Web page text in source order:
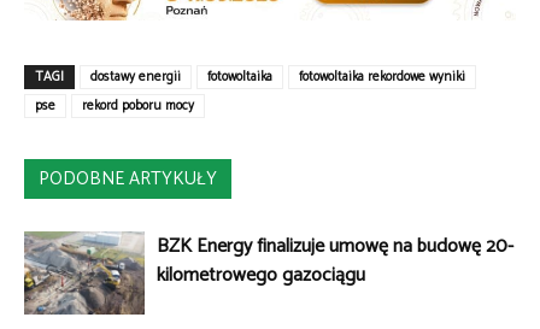
TAGI dostawy energii fotowoltaika
fotowoltaika rekordowe wyniki
pse
rekord poboru mocy
PODOBNE ARTYKUŁY
BZK Energy finalizuje umowę na budowę 20-
kilometrowego gazociągu